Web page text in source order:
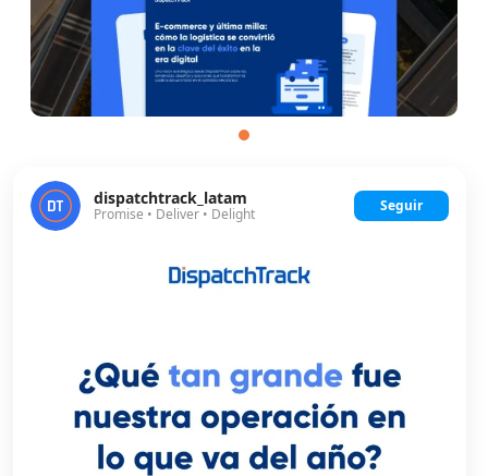
dispatchtrack_latam
Promise • Deliver • Delight Seguir